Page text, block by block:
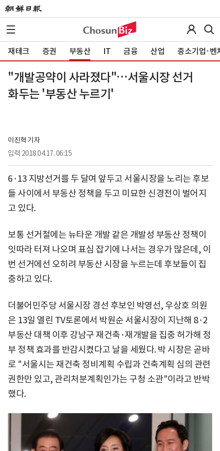
재테크 증권 부동산 IT 금융 산업 중소기업·벤
"개발공약이 사라졌다"…서울시장 선거
화두는 '부동산 누르기'
이진혁 기자
입력 2018.04.17. 06:15
6·13 지방선거를 두 달여 앞두고 서울시장을 노리는 후보
들 사이에서 부동산 정책을 두고 미묘한 신경전이 벌어지
고 있다.
보통 선거철에는 뉴타운 개발 같은 개발성 부동산 정책이
잇따라 터져 나오며 표심 잡기에 나서는 경우가 많은데, 이
번 선거에선 오히려 부동산 시장을 누르는데 후보들이 집
중하고 있다.
더불어민주당 서울시장 경선 후보인 박영선, 우상호 의원
은 13일 열린 TV토론에서 박원순 서울시장이 지난해 8·2
부동산 대책 이후 강남구 재건축·재개발을 집중 허가해 정
부 정책 효과를 반감시켰다고 날을 세웠다. 박 시장은 곧바
로 "서울시는 재건축 정비계획 수립과 건축계획 심의 관련
권한만 있고, 관리처분계획인가는 구청 소관"이라고 반박
했다.